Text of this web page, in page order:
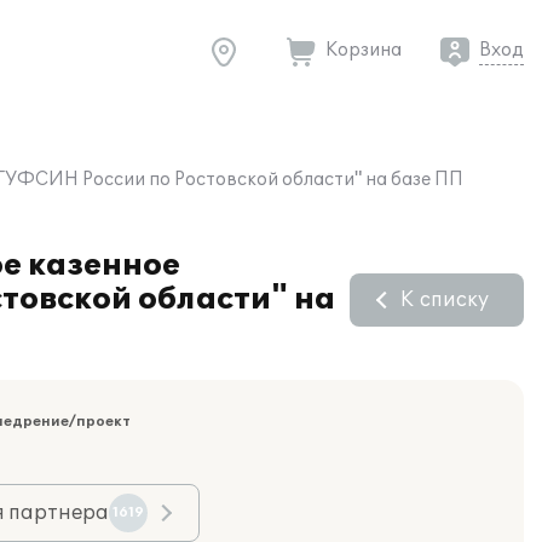
Корзина Вход
России по Ростовской области" на базе ПП
казенное
области" на
К списку
проект
партнера 1619